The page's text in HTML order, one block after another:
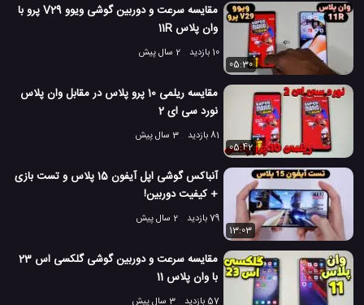
مقایسه سرعت و دوربین گوشی ویوو V29 پرو با
وان پلاس 11R
10 بازدید
2 سال پیش
05:30
مقایسه ریلمی 10 پرو پلاس در مقابل وان پلاس
نورد سی ای 2
81 بازدید
3 سال پیش
05:42
آنباکس گوشی اپل آیفون 15 پلاس و تست بازی
+ کیفیت دوربین!
79 بازدید
2 سال پیش
13:03
مقایسه سرعت و دوربین گوشی گلکسی اس 23
با وان پلاس 11
57 بازدید 3 سال پیش